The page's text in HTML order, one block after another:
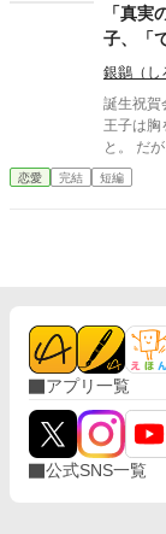
て終わ
「真
子、「
銀鶲（し
誕生祝賀
王子は胸
と。 ​だが、公爵令嬢も、その父である宰相も、そして偶然（？）
その場に
ズを決めていた。 ​「あの王子なら
【「です
ズ」の第１作目です。 ◆ シ
の愛は何
ね！」と言われる
レス素敵
て ・3作目：追放されない重戦士は、商人になりたかっただけな
のに ・4作目：婚約破棄で返り討ちにされた元王子、「真実の
恋愛 完結 短編
アプリ一覧
公式SNS一覧